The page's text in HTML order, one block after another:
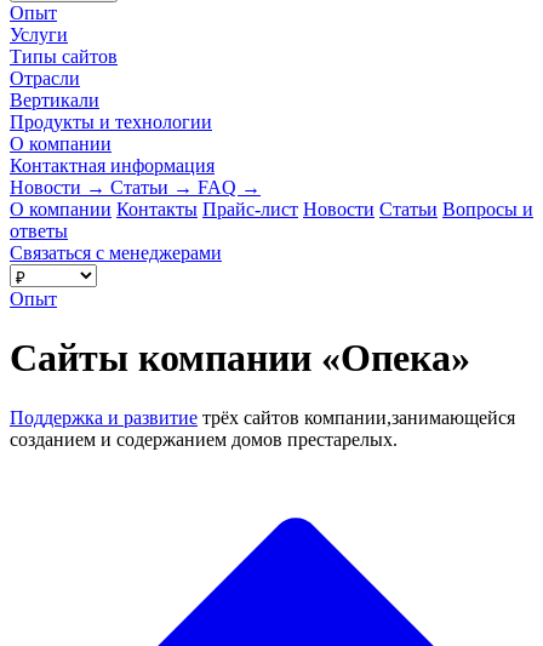
Опыт
Услуги
Типы сайтов
Отрасли
Вертикали
Продукты и технологии
О компании
Контактная информация
Новости → Статьи → FAQ →
О компании Контакты Прайс-лист Новости Статьи Вопросы и
ответы
Связаться с менеджерами
Опыт
Сайты компании «Опека»
Поддержка и развитие трёх сайтов компании,занимающейся
созданием и содержанием домов престарелых.